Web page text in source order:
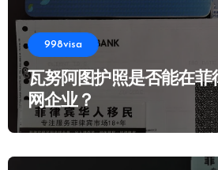
998visa
瓦努阿图护照是否能在菲
网企业？